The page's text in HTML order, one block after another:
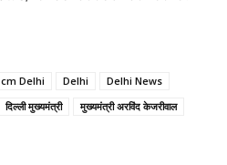
cm Delhi Delhi
Delhi News
दिल्ली मुख्यमंत्री
मुख्यमंत्री अरविंद केजरीवाल